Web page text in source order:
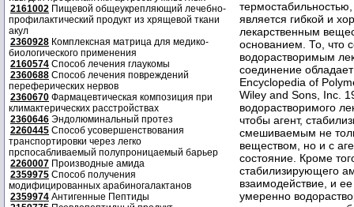
2161002 Пищевой общеукрепляющий лечебно-
профилактический продукт из хрящевой ткани
акул
2360928 Комплексная матрица для медико-
биологического применения
2160574 Способ лечения глаукомы
2360688 Способ лечения повреждений
переферических нервов
2360670 Фармацевтическая композиция при
климактерических расстройствах
2360646 Эндолюминальный протез
2260445 Способ усовершенствования
транспортировки через легко
прспосабливаемый полупроницаемый барьер
2260007 Производные амида
2359975 Способ получения
модифицированных арабиногалактанов
2359974 Антигенные Пептиды
является гибкой и
лекарственным
основанием. То, что
водорастворимым
соединение
Encyclopedia of
Wiley and Sons, Inc.
водорастворимого
чтобы агент,
смешиваемым не
веществом, но и с
состояние. Кроме
стабилизирующего
взаимодействие, и
умеренно